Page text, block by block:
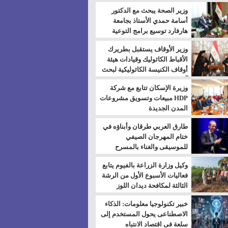
بالسويس
وزير الصحة يبحث مع الدكتور
أسامة حمدي الأستاذ بجامعة
هارفارد توسيع برامج التوعية
بمرض السكري
وزير الأوقاف يستقبل بطريرك
الأقباط الكاثوليك وقيادات هيئة
أوقاف الكنيسة الكاثوليكية لبحث
آفاق التعاون المشترك
وزيرة الإسكان تتابع مع شركة
HDP مبيعات وتسويق مشروعات
المدن الجديدة
طارق العربي طرقان وأبناؤه في
ختام المهرجان الصيفي
للموسيقى والغناء بالمسرح
المكشوف
وكيل وزارة الزراعة بالفيوم يتابع
فعاليات الأسبوع الأول من الرشة
الثالثة لمكافحة ديدان اللوز
للقطن
خبير تكنولوجيا معلومات: الذكاء
الاصطناعى يحول المستخدم إلى
سلعة فى اقتصاد الانتباه